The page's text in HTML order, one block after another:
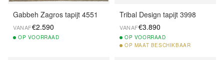
Gabbeh Zagros tapijt 4551
VANAF€2.590
OP VOORRAAD
Tribal Design tapijt 3998
VANAF€3.890
OP VOORRAAD
OP MAAT BESCHIKBAAR